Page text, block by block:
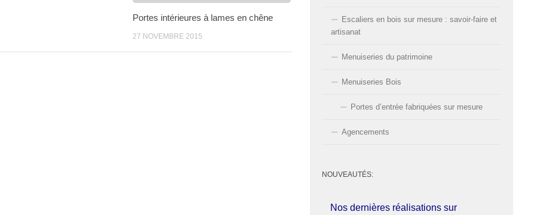
Portes intérieures à lames en chêne
27 NOVEMBRE 2015
Escaliers en bois sur mesure : savoir-faire et
artisanat
Menuiseries du patrimoine
Menuiseries Bois
Portes d’entrée fabriquées sur mesure
Agencements
NOUVEAUTÉS:
Nos dernières réalisations sur